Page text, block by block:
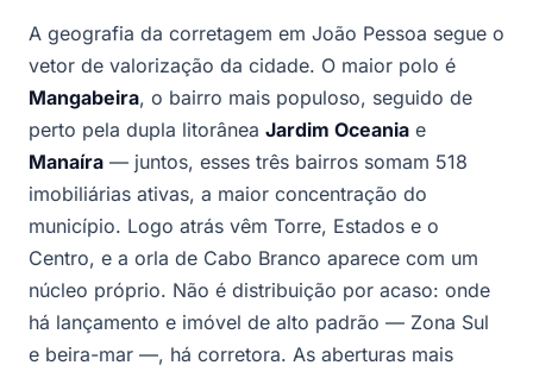
A geografia da corretagem em João Pessoa segue o
vetor de valorização da cidade. O maior polo é
Mangabeira, o bairro mais populoso, seguido de
perto pela dupla litorânea Jardim Oceania e
Manaíra — juntos, esses três bairros somam 518
imobiliárias ativas, a maior concentração do
município. Logo atrás vêm Torre, Estados e o
Centro, e a orla de Cabo Branco aparece com um
núcleo próprio. Não é distribuição por acaso: onde
há lançamento e imóvel de alto padrão — Zona Sul
e beira-mar —, há corretora. As aberturas mais